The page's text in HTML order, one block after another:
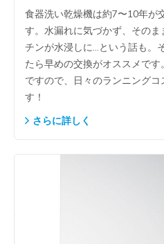
食器洗い乾燥機は約7〜10年が
す。水漏れに気づかず、その
チンが水浸しに…という話も。
たら早めの交換がオススメで
ですので、日々のランニング
す！
さらに詳しく